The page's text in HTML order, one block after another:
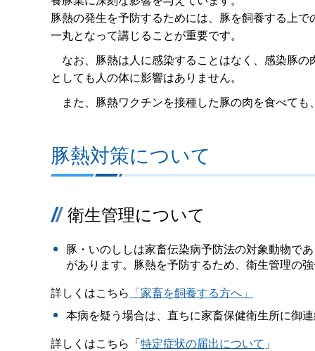
豚熱の発生を予防するためには、豚を飼養する上
一丸となって講じることが重要です。
なお、豚熱は人に感染することはなく、感染豚の
としても人の体に影響はありません。
また、豚熱ワクチンを接種した豚の肉を食べても
豚熱対策について
衛生管理について
豚・いのししは家畜伝染病予防法の対象動物で
があります。豚熱を予防するため、衛生管理の
詳しくはこちら
「家畜を飼養する方へ」
本病を疑う場合は、直ちに家畜保健衛生所に御
詳しくはこちら「 特定症状の届出について 」